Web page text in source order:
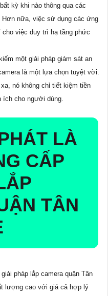
kỳ khi nào thông qua các
Hơn nữa, việc sử dụng các ứng
việc duy trì hạ tầng phức
một giải pháp giám sát an
là một lựa chọn tuyệt vời.
nó không chỉ tiết kiệm tiền
ích cho người dùng.
LÀ
CẤP
TÂN
pháp lắp camera quận Tân
lượng cao với giá cả hợp lý